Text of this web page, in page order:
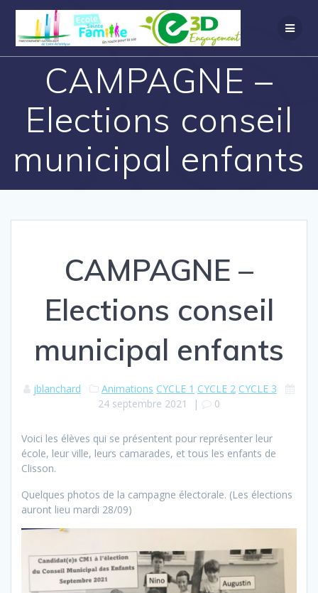
CAMPAGNE –
Elections conseil
municipal enfants
CAMPAGNE –
Elections conseil
municipal enfants
jblanchard Animations CYCLE 1 CYCLE 2 CYCLE 3
24 septembre 2021
| 0
Voici les élèves qui se présentent pour représenter leur
école, leur ville, leurs camarades, et tous les enfants de
Clisson.
Quelques photos de la campagne électorale. (Les élections
auront lieu mardi 28/09)